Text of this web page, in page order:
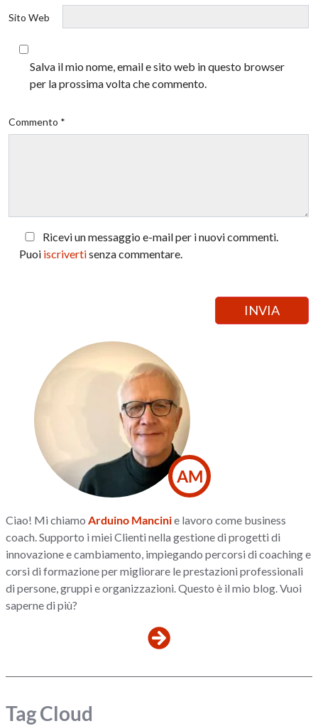
Sito Web
Salva il mio nome, email e sito web in questo browser
per la prossima volta che commento.
Commento *
Ricevi un messaggio e-mail per i nuovi commenti.
Puoi iscrivertisenza commentare.
AM
Ciao! Mi chiamo Arduino Mancinie lavoro come business
coach. Supporto i miei Clienti nella gestione di progetti di
innovazione e cambiamento, impiegando percorsi di coaching e
corsi di formazione per migliorare le prestazioni professionali
di persone, gruppi e organizzazioni. Questo è il mio blog. Vuoi
saperne di più?
Tag Cloud